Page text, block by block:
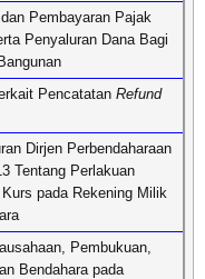
Pembayaran Pajak
Penyaluran Dana Bagi
Pencatatan Refund
Dirjen Perbendaharaan
Tentang Perlakuan
pada Rekening Milik
Pembukuan,
Bendahara pada